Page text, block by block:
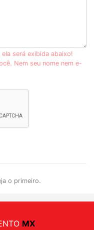
será exibida abaixo!
Nem seu nome nem e-
o primeiro.
MX